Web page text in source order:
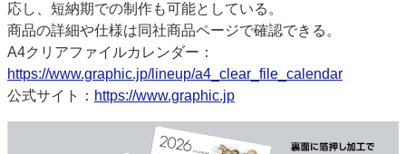
応し、短納期での制作も可能としている。
商品の詳細や仕様は同社商品ページで確認できる。
A4クリアファイルカレンダー：
https://www.graphic.jp/lineup/a4_clear_file_calendar
公式サイト： https://www.graphic.jp